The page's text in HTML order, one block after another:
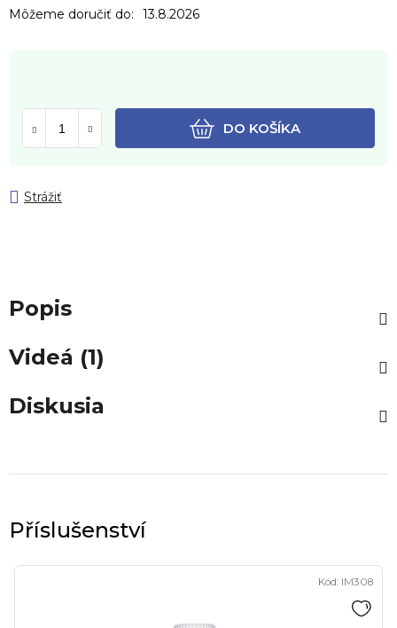
Môžeme doručiť do: 13.8.2026
DO KOŠÍKA
Strážiť
Popis
Videá (1)
Diskusia
Kód: IM308